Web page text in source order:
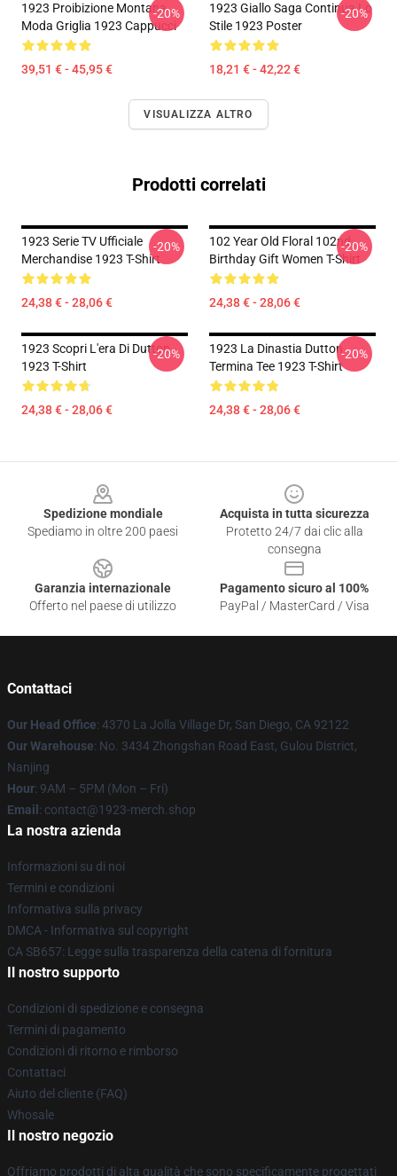
1923 Proibizione Montana
Moda Griglia 1923 Cappucci
39,51 € - 45,95 €
-20%
1923 Giallo Saga Continua Lo
Stile 1923 Poster
18,21 € - 42,22 €
-20%
VISUALIZZA ALTRO
Prodotti correlati
1923 Serie TV Ufficiale
Merchandise 1923 T-Shirt
24,38 € - 28,06 €
-20%
102 Year Old Floral 102nd
Birthday Gift Women T-Shirt
24,38 € - 28,06 €
-20%
1923 Scopri L'era Di Dutton
1923 T-Shirt
24,38 € - 28,06 €
-20%
1923 La Dinastia Dutton
Termina Tee 1923 T-Shirt
24,38 € - 28,06 €
-20%
Spedizione mondiale
Spediamo in oltre 200 paesi
Acquista in tutta sicurezza
Protetto 24/7 dai clic alla
consegna
Garanzia internazionale
Offerto nel paese di utilizzo
Pagamento sicuro al 100%
PayPal / MasterCard / Visa
Contattaci
Our Head Office: 4370 La Jolla Village Dr, San Diego, CA 92122
Our Warehouse: No. 3434 Zhongshan Road East, Gulou District,
Nanjing
Hour: 9AM – 5PM (Mon – Fri)
Email : contact@1923-merch.shop
La nostra azienda
Informazioni su di noi
Termini e condizioni
Informativa sulla privacy
DMCA - Informativa sul copyright
CA SB657: Legge sulla trasparenza della catena di fornitura
Il nostro supporto
Condizioni di spedizione e consegna
Termini di pagamento
Condizioni di ritorno e rimborso
Contattaci
Aiuto del cliente (FAQ)
Whosale
Il nostro negozio
Offriamo prodotti di alta qualità che sono specificamente progettati